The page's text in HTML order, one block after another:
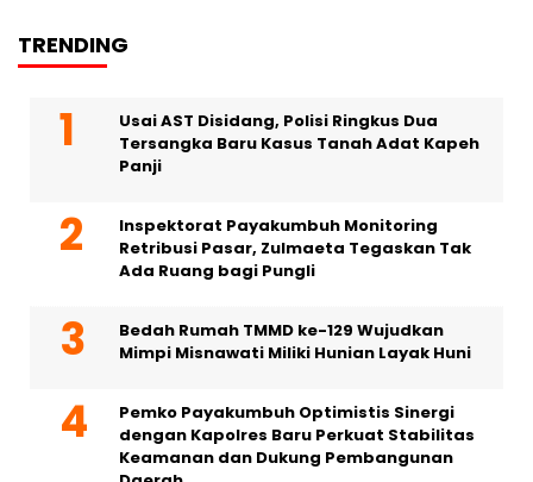
TRENDING
Usai AST Disidang, Polisi Ringkus Dua
Tersangka Baru Kasus Tanah Adat Kapeh
Panji
Inspektorat Payakumbuh Monitoring
Retribusi Pasar, Zulmaeta Tegaskan Tak
Ada Ruang bagi Pungli
Bedah Rumah TMMD ke-129 Wujudkan
Mimpi Misnawati Miliki Hunian Layak Huni
Pemko Payakumbuh Optimistis Sinergi
dengan Kapolres Baru Perkuat Stabilitas
Keamanan dan Dukung Pembangunan